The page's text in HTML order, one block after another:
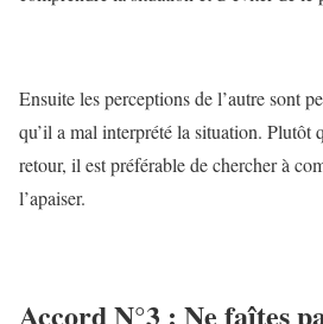
Ensuite les perceptions de l’autre sont
qu’il a mal interprété la situation. Plutôt
retour, il est préférable de chercher à
l’apaiser.
Accord N°3 : Ne faîtes